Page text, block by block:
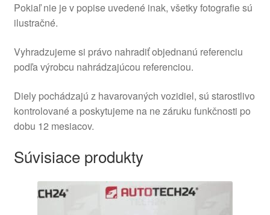
Pokiaľ nie je v popise uvedené inak, všetky fotografie sú
ilustračné.
Vyhradzujeme si právo nahradiť objednanú referenciu
podľa výrobcu nahrádzajúcou referenciou.
Diely pochádzajú z havarovaných vozidiel, sú starostlivo
kontrolované a poskytujeme na ne záruku funkčnosti po
dobu 12 mesiacov.
Súvisiace produkty